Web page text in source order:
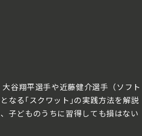
谷翔平選手や近藤健介選手（ソフト
なる｢スクワット｣の実践方法を解説
子どものうちに習得しても損はない